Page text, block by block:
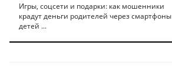
Игры, соцсети и подарки: как мошенники
крадут деньги родителей через смартфоны
детей ...